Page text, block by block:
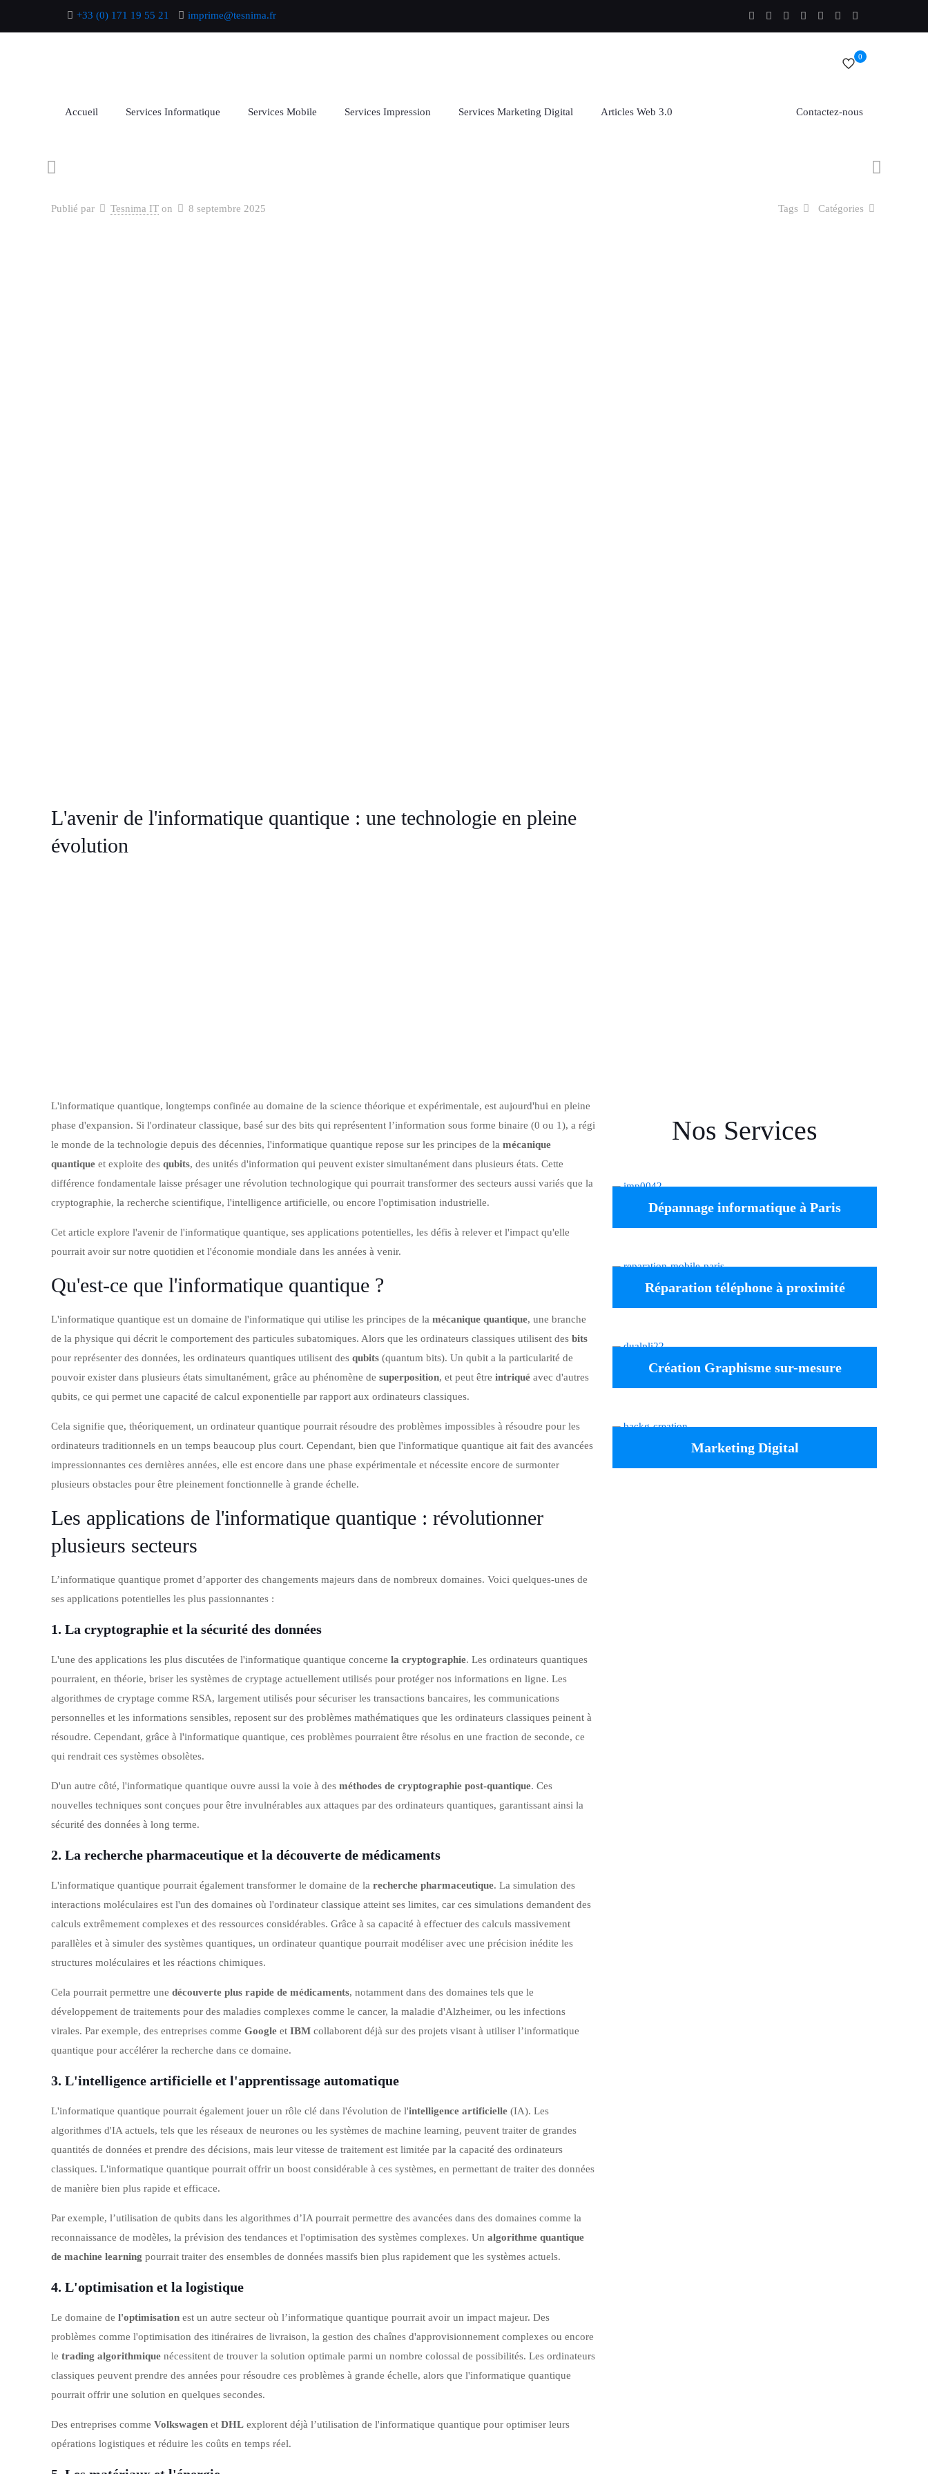
+33 (0) 171 19 55 21 imprime@tesnima.fr
0
Accueil Services Informatique Services Mobile Services Impression Services Marketing Digital Articles Web 3.0 Contactez-nous
Publié par Tesnima IT on 8 septembre 2025 Catégories
Tags
L'avenir de l'informatique quantique : une technologie en pleine
évolution
L'informatique quantique, longtemps confinée au domaine de la science théorique et expérimentale, est aujourd'hui en pleine
phase d'expansion. Si l'ordinateur classique, basé sur des bits qui représentent l’information sous forme binaire (0 ou 1), a régi
le monde de la technologie depuis des décennies, l'informatique quantique repose sur les principes de la mécanique
quantique et exploite des qubits, des unités d'information qui peuvent exister simultanément dans plusieurs états. Cette
différence fondamentale laisse présager une révolution technologique qui pourrait transformer des secteurs aussi variés que la
cryptographie, la recherche scientifique, l'intelligence artificielle, ou encore l'optimisation industrielle.
Cet article explore l'avenir de l'informatique quantique, ses applications potentielles, les défis à relever et l'impact qu'elle
pourrait avoir sur notre quotidien et l'économie mondiale dans les années à venir.
Qu'est-ce que l'informatique quantique ?
L'informatique quantique est un domaine de l'informatique qui utilise les principes de la mécanique quantique, une branche
de la physique qui décrit le comportement des particules subatomiques. Alors que les ordinateurs classiques utilisent des bits
pour représenter des données, les ordinateurs quantiques utilisent des qubits (quantum bits). Un qubit a la particularité de
pouvoir exister dans plusieurs états simultanément, grâce au phénomène de superposition, et peut être intriqué avec d'autres
qubits, ce qui permet une capacité de calcul exponentielle par rapport aux ordinateurs classiques.
Cela signifie que, théoriquement, un ordinateur quantique pourrait résoudre des problèmes impossibles à résoudre pour les
ordinateurs traditionnels en un temps beaucoup plus court. Cependant, bien que l'informatique quantique ait fait des avancées
impressionnantes ces dernières années, elle est encore dans une phase expérimentale et nécessite encore de surmonter
plusieurs obstacles pour être pleinement fonctionnelle à grande échelle.
Les applications de l'informatique quantique : révolutionner
plusieurs secteurs
L’informatique quantique promet d’apporter des changements majeurs dans de nombreux domaines. Voici quelques-unes de
ses applications potentielles les plus passionnantes :
1. La cryptographie et la sécurité des données
L'une des applications les plus discutées de l'informatique quantique concerne la cryptographie. Les ordinateurs quantiques
pourraient, en théorie, briser les systèmes de cryptage actuellement utilisés pour protéger nos informations en ligne. Les
algorithmes de cryptage comme RSA, largement utilisés pour sécuriser les transactions bancaires, les communications
personnelles et les informations sensibles, reposent sur des problèmes mathématiques que les ordinateurs classiques peinent à
résoudre. Cependant, grâce à l'informatique quantique, ces problèmes pourraient être résolus en une fraction de seconde, ce
qui rendrait ces systèmes obsolètes.
D'un autre côté, l'informatique quantique ouvre aussi la voie à des méthodes de cryptographie post-quantique. Ces
nouvelles techniques sont conçues pour être invulnérables aux attaques par des ordinateurs quantiques, garantissant ainsi la
sécurité des données à long terme.
2. La recherche pharmaceutique et la découverte de médicaments
L'informatique quantique pourrait également transformer le domaine de la recherche pharmaceutique. La simulation des
interactions moléculaires est l'un des domaines où l'ordinateur classique atteint ses limites, car ces simulations demandent des
calculs extrêmement complexes et des ressources considérables. Grâce à sa capacité à effectuer des calculs massivement
parallèles et à simuler des systèmes quantiques, un ordinateur quantique pourrait modéliser avec une précision inédite les
structures moléculaires et les réactions chimiques.
Cela pourrait permettre une découverte plus rapide de médicaments, notamment dans des domaines tels que le
développement de traitements pour des maladies complexes comme le cancer, la maladie d'Alzheimer, ou les infections
virales. Par exemple, des entreprises comme Google et IBM collaborent déjà sur des projets visant à utiliser l’informatique
quantique pour accélérer la recherche dans ce domaine.
3. L'intelligence artificielle et l'apprentissage automatique
L'informatique quantique pourrait également jouer un rôle clé dans l'évolution de l'intelligence artificielle (IA). Les
algorithmes d'IA actuels, tels que les réseaux de neurones ou les systèmes de machine learning, peuvent traiter de grandes
quantités de données et prendre des décisions, mais leur vitesse de traitement est limitée par la capacité des ordinateurs
classiques. L'informatique quantique pourrait offrir un boost considérable à ces systèmes, en permettant de traiter des données
de manière bien plus rapide et efficace.
Par exemple, l’utilisation de qubits dans les algorithmes d’IA pourrait permettre des avancées dans des domaines comme la
reconnaissance de modèles, la prévision des tendances et l'optimisation des systèmes complexes. Un algorithme quantique
de machine learning pourrait traiter des ensembles de données massifs bien plus rapidement que les systèmes actuels.
4. L'optimisation et la logistique
Le domaine de l'optimisation est un autre secteur où l’informatique quantique pourrait avoir un impact majeur. Des
problèmes comme l'optimisation des itinéraires de livraison, la gestion des chaînes d'approvisionnement complexes ou encore
le trading algorithmique nécessitent de trouver la solution optimale parmi un nombre colossal de possibilités. Les ordinateurs
classiques peuvent prendre des années pour résoudre ces problèmes à grande échelle, alors que l'informatique quantique
pourrait offrir une solution en quelques secondes.
Des entreprises comme Volkswagen et DHL explorent déjà l’utilisation de l'informatique quantique pour optimiser leurs
opérations logistiques et réduire les coûts en temps réel.
Nos Services
Dépannage informatique à Paris
Réparation téléphone à proximité
Création Graphisme sur-mesure
Marketing Digital